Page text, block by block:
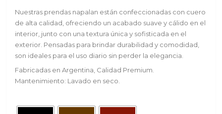
Nuestras prendas napalan están confeccionadas con cuero
de alta calidad, ofreciendo un acabado suave y cálido en el
interior, junto con una textura única y sofisticada en el
exterior. Pensadas para brindar durabilidad y comodidad,
son ideales para el uso diario sin perder la elegancia.
Fabricadas en Argentina, Calidad Premium.
Mantenimiento: Lavado en seco.